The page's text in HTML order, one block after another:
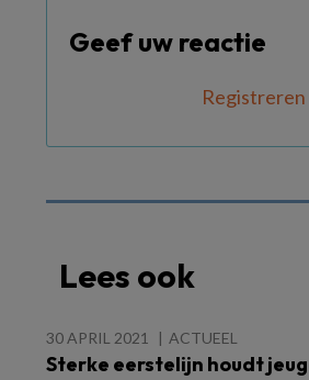
Geef uw reactie
Registreren
Lees ook
30 APRIL 2021 ACTUEEL
Sterke eerstelijn houdt